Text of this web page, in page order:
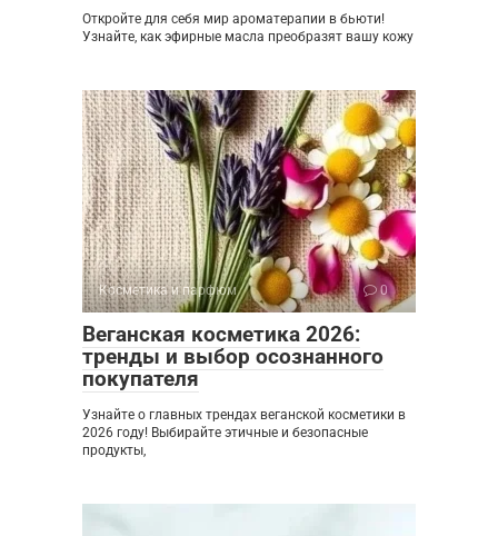
Откройте для себя мир ароматерапии в бьюти!
Узнайте, как эфирные масла преобразят вашу кожу
Косметика и парфюм 0
Веганская косметика 2026:
тренды и выбор осознанного
покупателя
Узнайте о главных трендах веганской косметики в
2026 году! Выбирайте этичные и безопасные
продукты,